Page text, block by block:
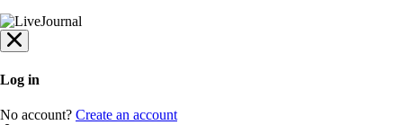
Log in
No account? Create an account